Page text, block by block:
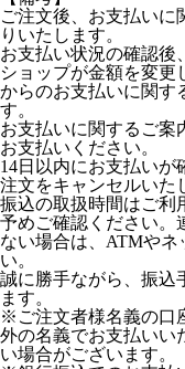
ご注文後、お支払いに
りいたします。
お支払い状況の確認後
ショップが金額を変更
からのお支払いに関す
す。
お支払いに関するご案
お支払いください。
14日以内にお支払い
注文をキャンセルいた
振込の取扱時間はご利
予めご確認ください。
ない場合は、ATMやネ
い。
誠に勝手ながら、振込
ます。
※ご注文者様名義の口
外の名義でお支払いい
い場合がございます。